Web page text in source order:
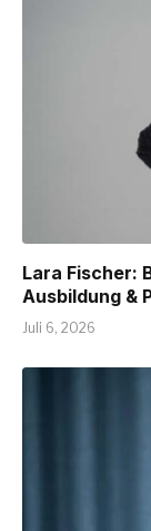
Lara Fischer:
Ausbildung &
Juli 6, 2026